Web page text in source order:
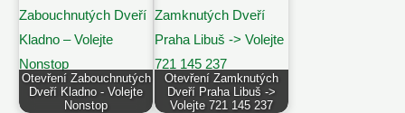
Otevření Zabouchnutých
Dveří Kladno - Volejte
Nonstop
Otevření Zamknutých
Dveří Praha Libuš ->
Volejte 721 145 237